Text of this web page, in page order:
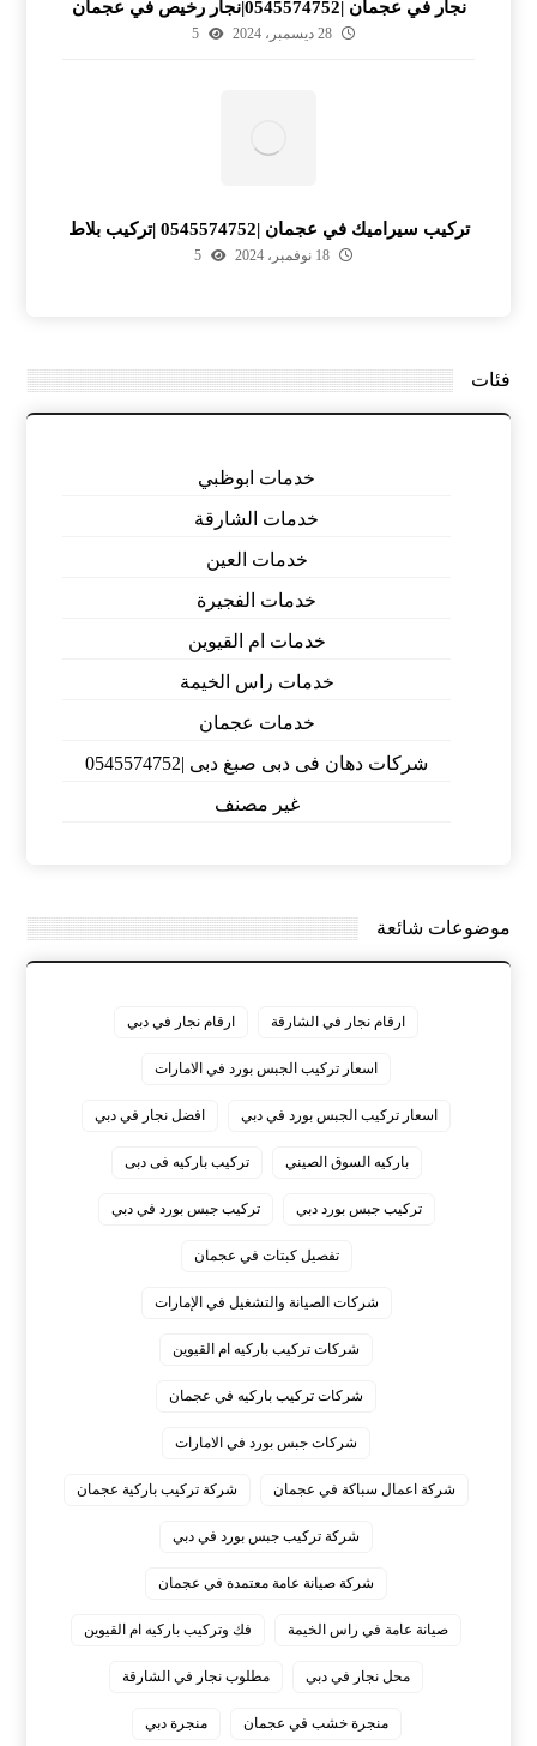
نجار في عجمان |0545574752|نجار رخيص في عجمان
28 ديسمبر، 2024 5
تركيب سيراميك في عجمان |0545574752 |تركيب بلاط
18 نوفمبر، 2024 5
فئات
خدمات ابوظبي
خدمات الشارقة
خدمات العين
خدمات الفجيرة
خدمات ام القيوين
خدمات راس الخيمة
خدمات عجمان
شركات دهان فى دبى صبغ دبى |0545574752
غير مصنف
موضوعات شائعة
ارقام نجار في الشارقة ارقام نجار في دبي
اسعار تركيب الجبس بورد في الامارات
اسعار تركيب الجبس بورد في دبي افضل نجار في دبي
باركيه السوق الصيني تركيب باركيه فى دبى
تركيب جبس بورد دبي تركيب جبس بورد في دبي
تفصيل كبتات في عجمان
شركات الصيانة والتشغيل في الإمارات
شركات تركيب باركيه ام القيوين
شركات تركيب باركيه في عجمان
شركات جبس بورد في الامارات
شركة اعمال سباكة في عجمان شركة تركيب باركية عجمان
شركة تركيب جبس بورد في دبي
شركة صيانة عامة معتمدة في عجمان
صيانة عامة في راس الخيمة فك وتركيب باركيه ام القيوين
محل نجار في دبي مطلوب نجار في الشارقة
منجرة خشب في عجمان منجرة دبي